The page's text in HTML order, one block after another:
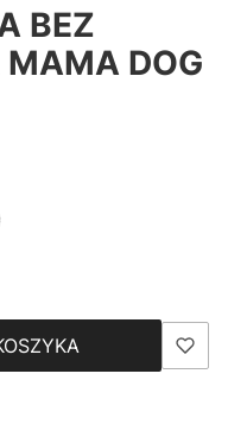
BEZ
MAMA DOG